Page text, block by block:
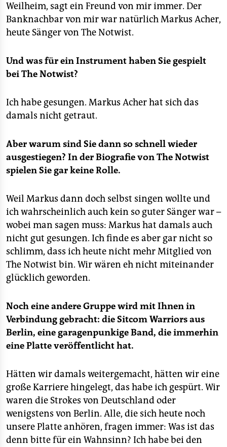
Weilheim, sagt ein Freund von mir immer. Der
Banknachbar von mir war natürlich Markus Acher,
heute Sänger von The Notwist.
Und was für ein Instrument haben Sie gespielt
bei The Notwist?
Ich habe gesungen. Markus Acher hat sich das
damals nicht getraut.
Aber warum sind Sie dann so schnell wieder
ausgestiegen? In der Biografie von The Notwist
spielen Sie gar keine Rolle.
Weil Markus dann doch selbst singen wollte und
ich wahrscheinlich auch kein so guter Sänger war –
wobei man sagen muss: Markus hat damals auch
nicht gut gesungen. Ich finde es aber gar nicht so
schlimm, dass ich heute nicht mehr Mitglied von
The Notwist bin. Wir wären eh nicht miteinander
glücklich geworden.
Noch eine andere Gruppe wird mit Ihnen in
Verbindung gebracht: die Sitcom Warriors aus
Berlin, eine garagenpunkige Band, die immerhin
eine Platte veröffentlicht hat.
Hätten wir damals weitergemacht, hätten wir eine
große Karriere hingelegt, das habe ich gespürt. Wir
waren die Strokes von Deutschland oder
wenigstens von Berlin. Alle, die sich heute noch
unsere Platte anhören, fragen immer: Was ist das
denn bitte für ein Wahnsinn? Ich habe bei den